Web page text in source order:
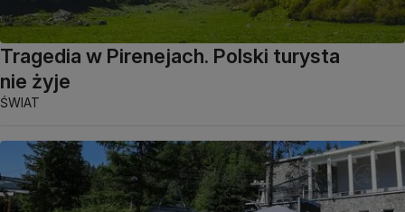
Tragedia w Pirenejach. Polski turysta
nie żyje
ŚWIAT